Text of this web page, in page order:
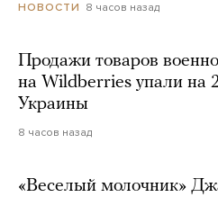
НОВОСТИ 8 часов назад
Продажи товаров
на Wildberries упали на
Украины
8 часов назад
«Веселый молочник»